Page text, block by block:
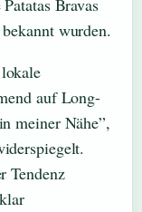
wurden.
auf Long-
meiner Nähe”,
Tendenz